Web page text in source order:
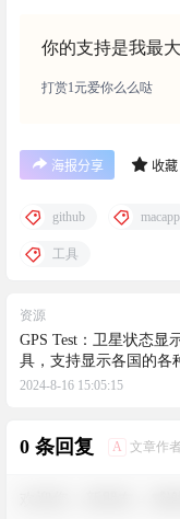
你的支持是我最
打赏1元爱你么么哒
海报分享 收藏
github macapp
工具
资源
GPS Test：卫星状态显
具，支持显示各国的各
系统信号与分布
2024-8-16 15:05:15
0 条回复 A 文章作者